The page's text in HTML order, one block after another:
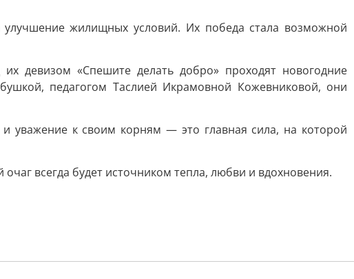
жилищных условий. Их победа стала возможной
девизом «Спешите делать добро» проходят новогодние
педагогом Таслией Икрамовной Кожевниковой, они
уважение к своим корням — это главная сила, на которой
всегда будет источником тепла, любви и вдохновения.